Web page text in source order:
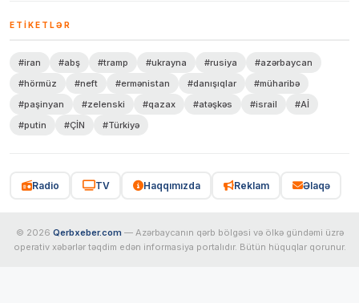
ETIKETLƏR
#iran #abş #tramp #ukrayna #rusiya
#azərbaycan
#hörmüz
#neft #ermənistan #danışıqlar
#müharibə
#paşinyan
#zelenski #qazax #atəşkəs #israil
#Aİ
#putin
#ÇİN #Türkiyə
Radio TV Haqqımızda Reklam Əlaqə
© 2026 Qerbxeber.com — Azərbaycanın qərb bölgəsi və ölkə gündəmi üzrə
operativ xəbərlər təqdim edən informasiya portalıdır. Bütün hüquqlar qorunur.